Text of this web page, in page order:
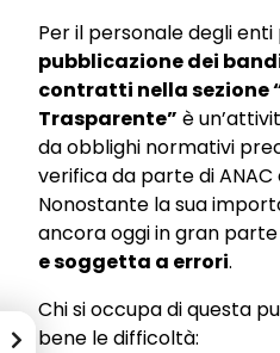
Per il personale degli enti
pubblicazione dei
contratti nella sezione
Trasparente” è
da obblighi normativi
verifica da parte di
Nonostante la sua
ancora oggi in gran parte
e soggetta a errori.
Chi si occupa di questa
bene le difficoltà: